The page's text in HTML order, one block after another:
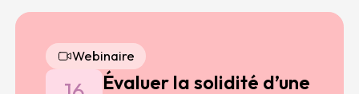
Webinaire
Évaluer la solidité d’une